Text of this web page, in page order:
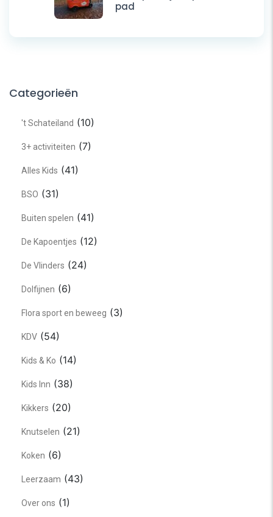
pad
Categorieën
't Schateiland (10)
3+ activiteiten (7)
Alles Kids (41)
BSO (31)
Buiten spelen (41)
De Kapoentjes (12)
De Vlinders (24)
Dolfijnen (6)
Flora sport en beweeg (3)
KDV (54)
Kids & Ko (14)
Kids Inn (38)
Kikkers (20)
Knutselen (21)
Koken (6)
Leerzaam (43)
Over ons (1)